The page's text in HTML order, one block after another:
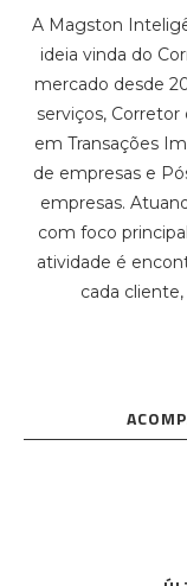
A Magston
ideia vinda do
mercado desde
serviços,
em Transações
de empresas e
empresas.
com foco
atividade é
cada